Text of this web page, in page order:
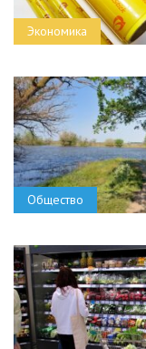
Экономика
Общество